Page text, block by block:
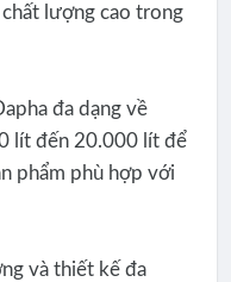
lượng cao trong
đa dạng về
lít đến 20.000 lít để
phẩm phù hợp với
và thiết kế đa